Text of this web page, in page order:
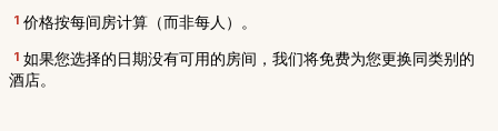
1 价格按每间房计算（而非每人）。
1 如果您选择的日期没有可用的房间，我们将免费为您更换同类别的
酒店。